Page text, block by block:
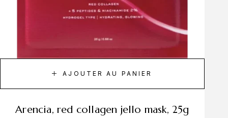
AJOUTER AU PANIER
arencia, red collagen jello mask, 25g